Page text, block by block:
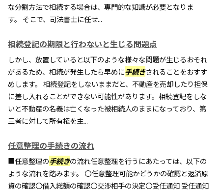
な分割方法で相続する場合は、専門的な知識が必要となりま
す。 そこで、司法書士に任せ...
相続登記の期限と行わないと生じる問題点
しかし、放置していると以下のような様々な問題が生じるおそれ
があるため、相続が発生したら早めに手続きされることをおすす
めします。 相続登記をしないままだと、不動産を売却したり担保
に差し入れることができない可能性があります。相続登記をしな
いと不動産の名義は亡くなった被相続人のままになっており、第
三者に対して所有権を主...
任意整理の手続きの流れ
■任意整理の手続きの流れ任意整理を行うにあたっては、以下の
ような流れを踏みます。 〇任意整理可能かどうかの確認と返済原
資の確認〇借入総額の確認〇交渉相手の決定〇受任通知 受任通知